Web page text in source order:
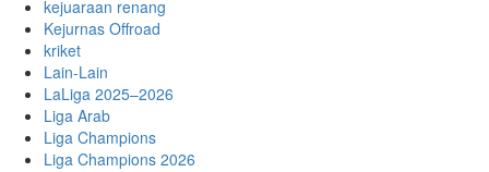
kejuaraan renang
Kejurnas Offroad
kriket
Lain-Lain
LaLiga 2025–2026
Liga Arab
Liga Champions
Liga Champions 2026